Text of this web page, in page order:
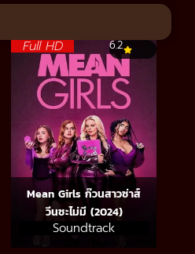
Full HD 6.2
Mean Girls ก๊วนสาวซ่าส์
วีนซะไม่มี (2024)
Soundtrack